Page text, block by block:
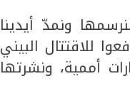
ونمدّ أيدينا
للاقتتال البيني
أممية، ونشرتها